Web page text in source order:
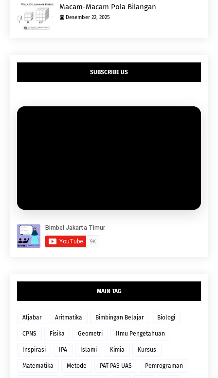
Macam-Macam Pola Bilangan
Desember 22, 2025
SUBSCRIBE US
MAIN TAG
Aljabar Aritmatika Bimbingan Belajar Biologi
CPNS Fisika Geometri Ilmu Pengetahuan
Inspirasi IPA Islami Kimia Kursus
Matematika Metode PAT PAS UAS Pemrograman